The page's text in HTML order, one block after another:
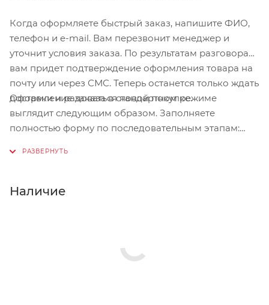
Когда оформляете быстрый заказ, напишите ФИО,
телефон и e-mail. Вам перезвонит менеджер и
уточнит условия заказа. По результатам разговора
вам придет подтверждение оформления товара на
почту или через СМС. Теперь останется только ждать
доставки и радоваться новой покупке.
Оформление заказа в стандартном режиме
выглядит следующим образом. Заполняете
полностью форму по последовательным этапам:
Нажмите кнопку «Оформить заказ».
Наличие